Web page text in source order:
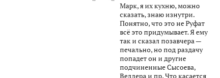
Марк, я их кухню, можно
сказать, знаю изнутри.
Понятно, что это не Руфат
всё это придумывает. Я ему
так и сказал позавчера —
печально, но под раздачу
попадет он и другие
подчиненные Сысоева,
Веллера и пр. Что касается